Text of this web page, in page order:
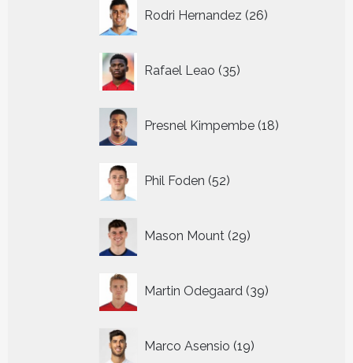
Rodri Hernandez 26
producten
Rafael Leao 35
producten
Presnel Kimpembe 18
producten
Phil Foden 52
producten
Mason Mount 29
producten
Martin Odegaard 39
producten
Marco Asensio 19
producten